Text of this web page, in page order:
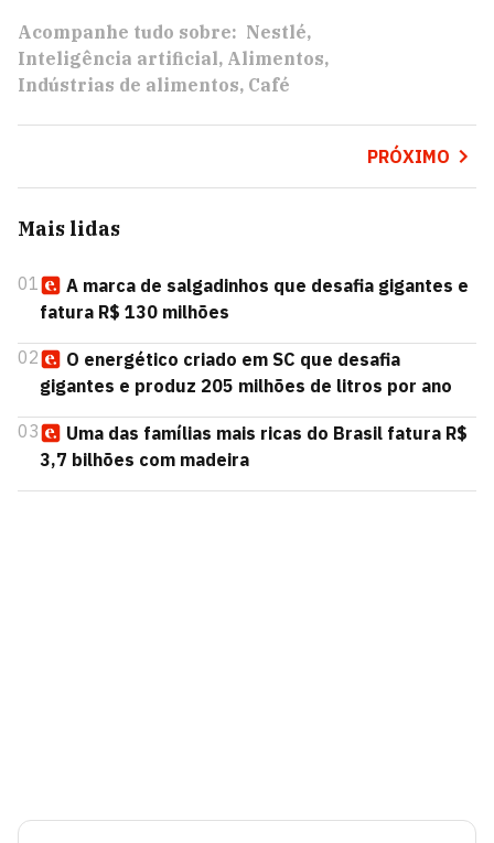
Acompanhe tudo sobre: Nestlé
Inteligência artificial Alimentos
Indústrias de alimentos Café
PRÓXIMO
Mais lidas
01
A marca de salgadinhos que desafia gigantes e
fatura R$ 130 milhões
02
O energético criado em SC que desafia
gigantes e produz 205 milhões de litros por ano
03
Uma das famílias mais ricas do Brasil fatura R$
3,7 bilhões com madeira